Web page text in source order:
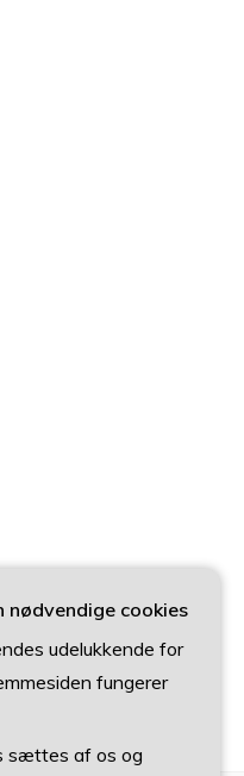
nødvendige cookies
udelukkende for
fungerer
sættes af os og